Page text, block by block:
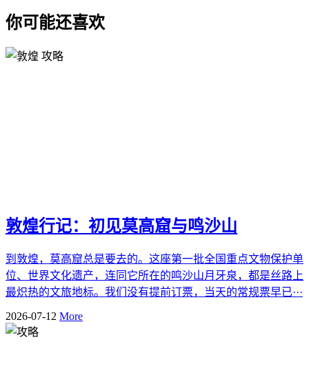
你可能还喜欢
敦煌行记：初见莫高窟与鸣沙山
到敦煌，莫高窟总是要去的。这座第一批全国重点文物保护单
位、世界文化遗产，连同它所在的鸣沙山月牙泉，都是丝路上
最炽热的文旅地标。我们没有提前订票，当天的常规票早已···
2026-07-12 More